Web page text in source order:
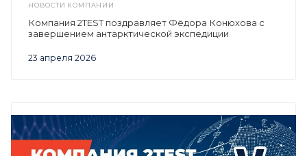
НОВОСТИ КОМПАНИИ
23 апреля 2026
Компания 2TEST поздравляет Фёдора Конюхова с
завершением антарктической экспедиции